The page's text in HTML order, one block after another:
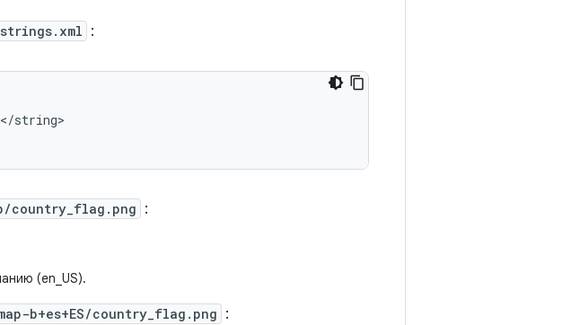
:
string>
country_flag.png :
(en_US).
b+es+ES/country_flag.png :